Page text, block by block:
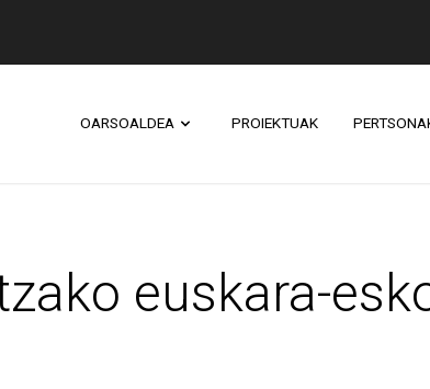
OARSOALDEA PROIEKTUAK
euskara-